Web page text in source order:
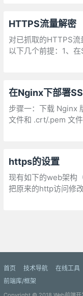
HTTPS流量解密
对已抓取的HTTPS
以下几个前提：1、
用的密钥交换方式
在Nginx下部署
步骤一：下载 Nginx
文件和 .crt/.pem 文
和 .crt/.pem 文件上
Nginx 配置在 /usr/
https的设置
现有如下的web架构
把原来的http访问修
用正常的http。第二
代理，后面的nginx
首页 技术导航 在线工具
前端库/框架